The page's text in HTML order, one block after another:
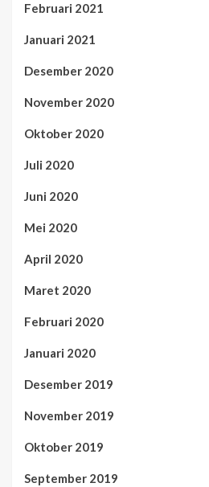
Februari 2021
Januari 2021
Desember 2020
November 2020
Oktober 2020
Juli 2020
Juni 2020
Mei 2020
April 2020
Maret 2020
Februari 2020
Januari 2020
Desember 2019
November 2019
Oktober 2019
September 2019